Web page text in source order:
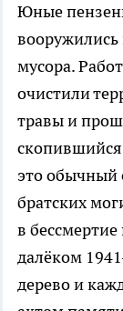
Юные
мусора.
очистили
травы и
это обычный
братских
в
далёком
дерево и